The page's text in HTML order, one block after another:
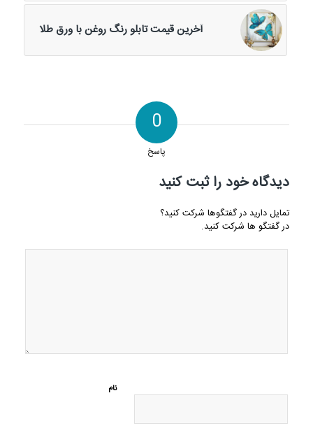
آخرین قیمت تابلو رنگ روغن با ورق طلا
0
پاسخ
دیدگاه خود را ثبت کنید
تمایل دارید در گفتگوها شرکت کنید؟
در گفتگو ها شرکت کنید.
نام